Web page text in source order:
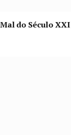
do Século XXI